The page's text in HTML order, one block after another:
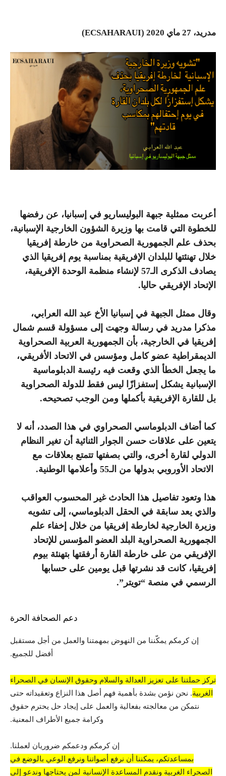
مدريد، 27 ماي 2020 (ECSAHARAUI)
أعربت ممثلية جبهة البوليساريو في إسبانيا، عن رفضها
للخطوة التي قامت بها وزيرة الشؤون الخارجية الإسبانية،
بحذف علم الجمهورية الصحراوية من خارطة إفريقيا
خلال تهنئتها للبلدان الإفريقية بمناسبة يوم إفريقيا الذي
يصادف الذكرى الـ57 لإنشاء منظمة الوحدة الإفريقية،
الإتحاد الإفريقي حاليا.
وقال ممثل الجبهة في إسبانيا الأخ عبد الله العرابي،
مذكرا مدريد في رسالة وجهت إلى مسؤولة قسم شمال
إفريقيا في الخارجية، بأن الجمهورية العربية الصحراوية
الديمقراطية عضو كامل ومؤسس في الاتحاد الأفريقي،
ما يجعل الخطأ الذي وقعت فيه رئيسة الدبلوماسية
الإسبانية يشكل إستفزازًا ليس فقط للدولة الصحراوية
بل للقارة الإفريقية بأكملها ومن الوجب تصحيحه.
كما أضاف الدبلوماسي الصحراوي في هذا الصدد، أنه لا
يتعين على علاقات حسن الجوار الثنائية أن تغير النظام
الدولي لقارة أخرى، والتي بصفتها تتمتع بعلاقات مع
الاتحاد الأوروبي بدولها من الـ55 وأعلامها الوطنية.
هذا وتعود تفاصيل هذا الحادث غير المحسوب العواقب
والذي يعد سابقة في الحقل الدبلوماسي، إلى تشويه
وزيرة الخارجية لخارطة إفريقيا من خلال إخفاء علم
الجمهورية الصحراوية البلد العضو المؤسس للإتحاد
الإفريقي من على خارطة القارة أرفقتها بتهنئة بيوم
إفريقيا، كانت قد نشرتها قبل يومين على حسابها
الرسمي في منصة “تويتر”.
دعم الصحافة الحرة
إن كرمكم يمكّننا من النهوض بمهمتنا والعمل من أجل مستقبل
أفضل للجميع.
تركز حملتنا على تعزيز العدالة والسلام وحقوق الإنسان في الصحراء
الغربية. نحن نؤمن بشدة بأهمية فهم أصل هذا النزاع وتعقيداته حتى
نتمكن من معالجته بفعالية والعمل على إيجاد حل يحترم حقوق
وكرامة جميع الأطراف المعنية.
إن كرمكم ودعمكم ضروريان لعملنا.
بمساعدتكم، يمكننا أن نرفع أصواتنا ونرفع الوعي بالوضع في
الصحراء الغربية ونقدم المساعدة الإنسانية لمن يحتاجها وندعو إلى